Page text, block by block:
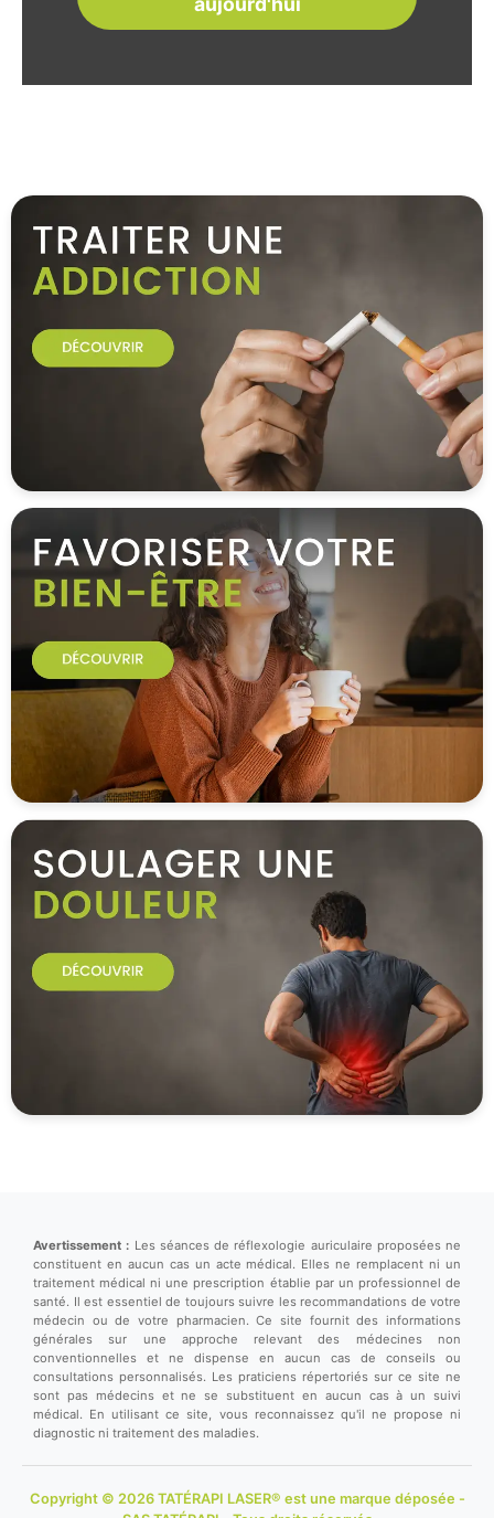
Avertissement : Les séances de réflexologie auriculaire proposées ne
constituent en aucun cas un acte médical. Elles ne remplacent ni un
traitement médical ni une prescription établie par un professionnel de
santé. Il est essentiel de toujours suivre les recommandations de votre
médecin ou de votre pharmacien. Ce site fournit des informations
générales sur une approche relevant des médecines non
conventionnelles et ne dispense en aucun cas de conseils ou
consultations personnalisés. Les praticiens répertoriés sur ce site ne
sont pas médecins et ne se substituent en aucun cas à un suivi
médical. En utilisant ce site, vous reconnaissez qu'il ne propose ni
diagnostic ni traitement des maladies.
Copyright © 2026 TATÉRAPI LASER® est une marque déposée -